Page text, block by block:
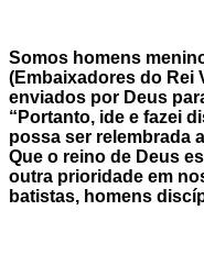
Somos homens
(Embaixadores do Rei
enviados por Deus
“Portanto, ide e fazei
possa ser relembrada
Que o reino de Deus
outra prioridade em
batistas, homens